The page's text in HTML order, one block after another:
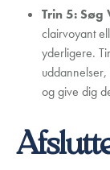
Trin 5: Søg
clairvoyant
yderligere.
og give dig